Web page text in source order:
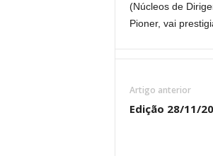
(Núcleos de
Pioner, vai
Artigo anterior
Edição 28/11/